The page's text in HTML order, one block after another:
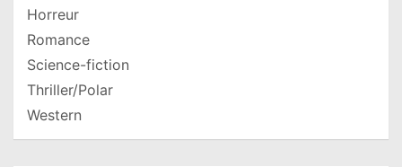
Horreur
Romance
Science-fiction
Thriller/Polar
Western